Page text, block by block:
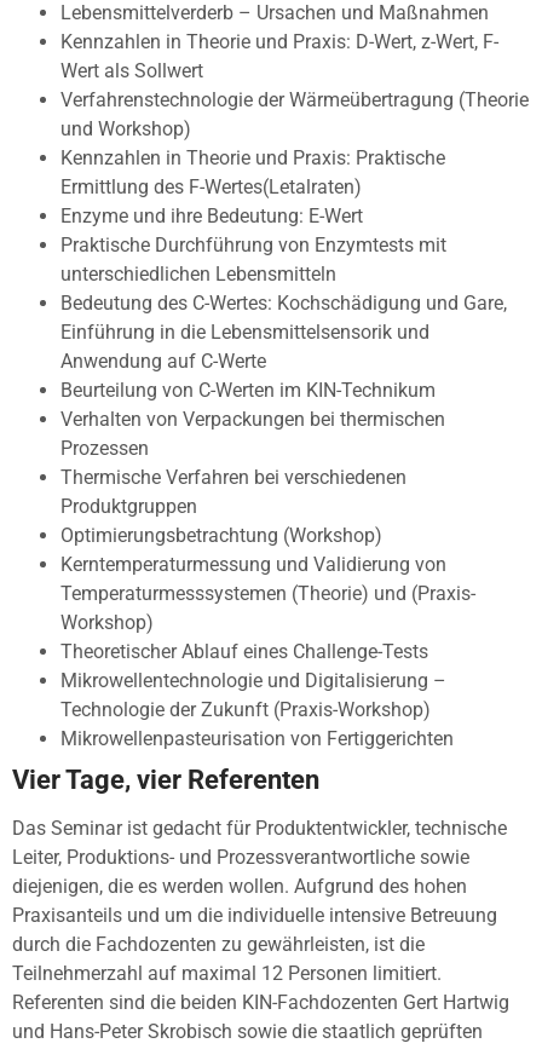
Lebensmittelverderb – Ursachen und Maßnahmen
Kennzahlen in Theorie und Praxis: D-Wert, z-Wert, F-
Wert als Sollwert
Verfahrenstechnologie der Wärmeübertragung (Theorie
und Workshop)
Kennzahlen in Theorie und Praxis: Praktische
Ermittlung des F-Wertes(Letalraten)
Enzyme und ihre Bedeutung: E-Wert
Praktische Durchführung von Enzymtests mit
unterschiedlichen Lebensmitteln
Bedeutung des C-Wertes: Kochschädigung und Gare,
Einführung in die Lebensmittelsensorik und
Anwendung auf C-Werte
Beurteilung von C-Werten im KIN-Technikum
Verhalten von Verpackungen bei thermischen
Prozessen
Thermische Verfahren bei verschiedenen
Produktgruppen
Optimierungsbetrachtung (Workshop)
Kerntemperaturmessung und Validierung von
Temperaturmesssystemen (Theorie) und (Praxis-
Workshop)
Theoretischer Ablauf eines Challenge-Tests
Mikrowellentechnologie und Digitalisierung –
Technologie der Zukunft (Praxis-Workshop)
Mikrowellenpasteurisation von Fertiggerichten
Vier Tage, vier Referenten
Das Seminar ist gedacht für Produktentwickler, technische
Leiter, Produktions- und Prozessverantwortliche sowie
diejenigen, die es werden wollen. Aufgrund des hohen
Praxisanteils und um die individuelle intensive Betreuung
durch die Fachdozenten zu gewährleisten, ist die
Teilnehmerzahl auf maximal 12 Personen limitiert.
Referenten sind die beiden KIN-Fachdozenten Gert Hartwig
und Hans-Peter Skrobisch sowie die staatlich geprüften